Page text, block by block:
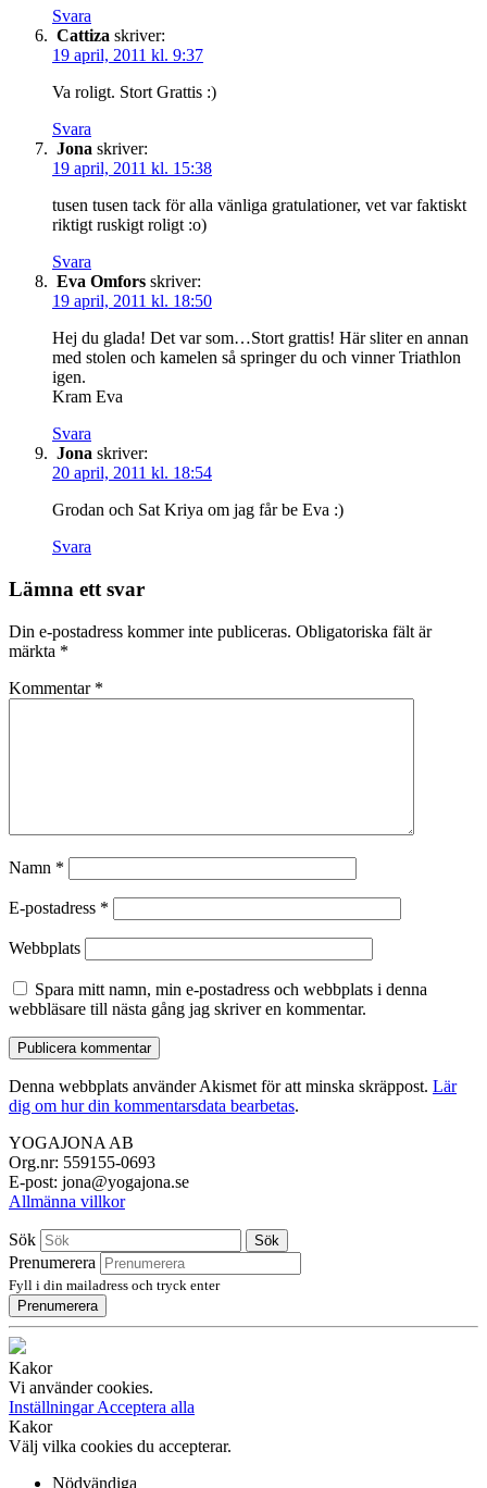
Svara
Cattiza skriver:
19 april, 2011 kl. 9:37
Va roligt. Stort Grattis :)
Svara
Jona skriver:
19 april, 2011 kl. 15:38
tusen tusen tack för alla vänliga gratulationer, vet var faktiskt
riktigt ruskigt roligt :o)
Svara
Eva Omfors skriver:
19 april, 2011 kl. 18:50
Hej du glada! Det var som…Stort grattis! Här sliter en annan
med stolen och kamelen så springer du och vinner Triathlon
igen.
Kram Eva
Svara
Jona skriver:
20 april, 2011 kl. 18:54
Grodan och Sat Kriya om jag får be Eva :)
Svara
Lämna ett svar
Din e-postadress kommer inte publiceras. Obligatoriska fält är
märkta *
Kommentar *
Namn *
E-postadress *
Webbplats
Spara mitt namn, min e-postadress och webbplats i denna
webbläsare till nästa gång jag skriver en kommentar.
Denna webbplats använder Akismet för att minska skräppost. Lär
dig om hur din kommentarsdata bearbetas.
YOGAJONA AB
Org.nr: 559155-0693
E-post: jona@yogajona.se
Allmänna villkor
Sök Sök
Prenumerera
Fyll i din mailadress och tryck enter
Prenumerera
Kakor
Vi använder cookies.
InställningarAcceptera alla
Kakor
Välj vilka cookies du accepterar.
Nödvändiga